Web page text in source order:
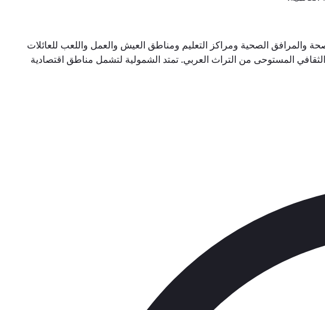
والمرافق الصحية ومراكز التعليم ومناطق العيش والعمل واللعب للعائلات
الثقافي المستوحى من التراث العربي. تمتد الشمولية لتشمل مناطق اقتصادية